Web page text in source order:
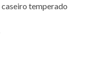
temperado